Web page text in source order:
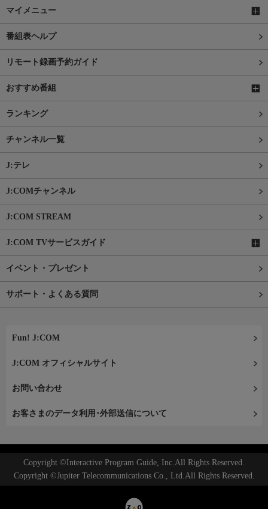
マイメニュー
番組表ヘルプ
リモート録画予約ガイド
おすすめ番組
ランキング
チャンネル一覧
J:テレ
J:COMチャンネル
J:COM STREAM
J:COM TVサービスガイド
イベント・プレゼント
サポート・よくある質問
Fun! J:COM
J:COM オフィシャルサイト
お問い合わせ
お客さまのデータ利用･外部送信について
Copyright ©Interactive Program Guide, Inc.All Rights Reserved.
Copyright ©Jupiter Telecommunications Co., Ltd.All Rights Reserved.